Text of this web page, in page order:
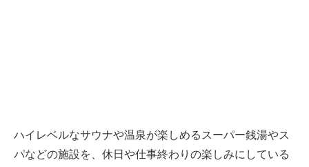
ハイレベルなサウナや温泉が楽しめるスーパー銭湯やス
パなどの施設を、休日や仕事終わりの楽しみにしている